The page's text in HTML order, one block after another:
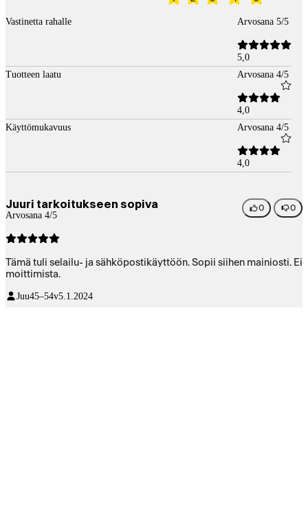
Vastinetta rahalle Arvosana 5/5
5,0
Tuotteen laatu
Arvosana 4/5
4,0
Käyttömukavuus
Arvosana 4/5
4,0
Juuri tarkoitukseen sopiva
Arvosana 4/5
0 0
Tämä tuli selailu- ja sähköpostikäyttöön. Sopii siihen mainiosti. Ei
moittimista.
Juu45–54v5.1.2024